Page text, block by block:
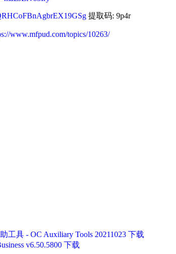
提取码: 9p4r
www.mfpud.com/topics/10263/
工具 - OC Auxiliary Tools 20211023 下载
v6.50.5800 下载